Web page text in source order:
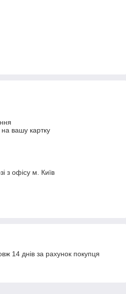
вашу картку
з офісу м. Київ
14 днів за рахунок покупця